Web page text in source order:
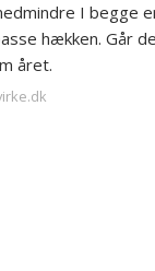
I begge
hækken. Går
året.